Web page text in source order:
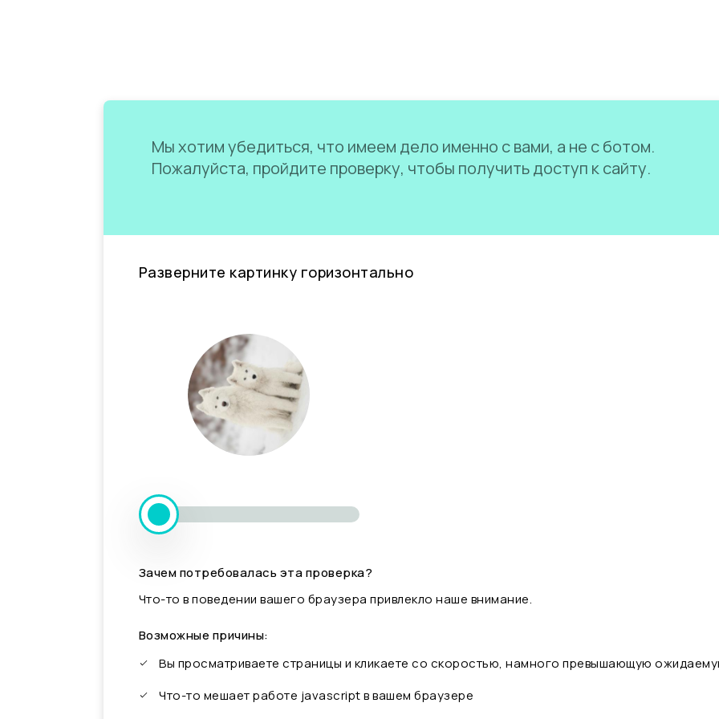
Мы хотим убедиться, что имеем дело именно с вами, а не с ботом.
Пожалуйста, пройдите проверку, чтобы получить доступ к сайту.
Разверните картинку горизонтально
Зачем потребовалась эта проверка?
Что-то в поведении вашего браузера привлекло наше внимание.
Возможные причины:
Вы просматриваете страницы и кликаете со скоростью, намного превышающую
Что-то мешает работе javascript в вашем браузере